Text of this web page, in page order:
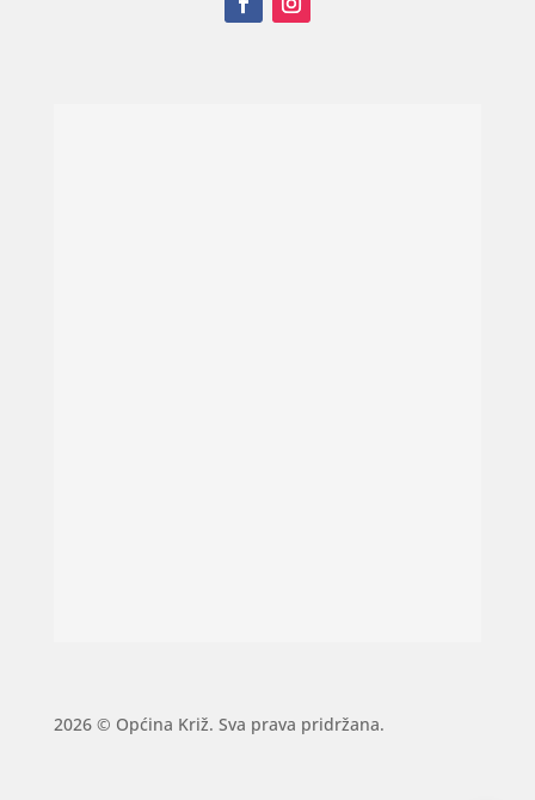
2026 © Općina Križ. Sva prava pridržana.